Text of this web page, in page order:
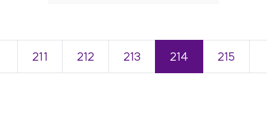
211 212 213 214 215